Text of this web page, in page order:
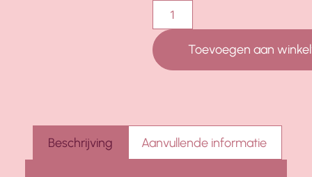
Toevoegen aan
Beschrijving Aanvullende informatie